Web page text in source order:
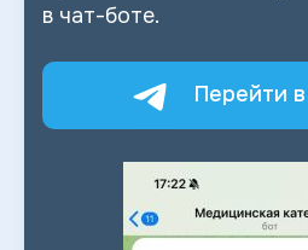
в чат-боте.
Перейти